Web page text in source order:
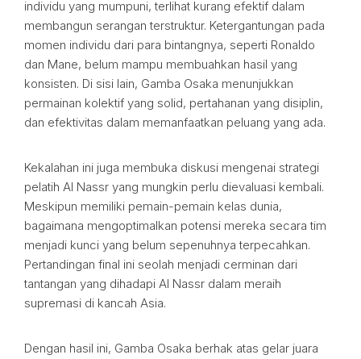
individu yang mumpuni, terlihat kurang efektif dalam
membangun serangan terstruktur. Ketergantungan pada
momen individu dari para bintangnya, seperti Ronaldo
dan Mane, belum mampu membuahkan hasil yang
konsisten. Di sisi lain, Gamba Osaka menunjukkan
permainan kolektif yang solid, pertahanan yang disiplin,
dan efektivitas dalam memanfaatkan peluang yang ada.
Kekalahan ini juga membuka diskusi mengenai strategi
pelatih Al Nassr yang mungkin perlu dievaluasi kembali.
Meskipun memiliki pemain-pemain kelas dunia,
bagaimana mengoptimalkan potensi mereka secara tim
menjadi kunci yang belum sepenuhnya terpecahkan.
Pertandingan final ini seolah menjadi cerminan dari
tantangan yang dihadapi Al Nassr dalam meraih
supremasi di kancah Asia.
Dengan hasil ini, Gamba Osaka berhak atas gelar juara